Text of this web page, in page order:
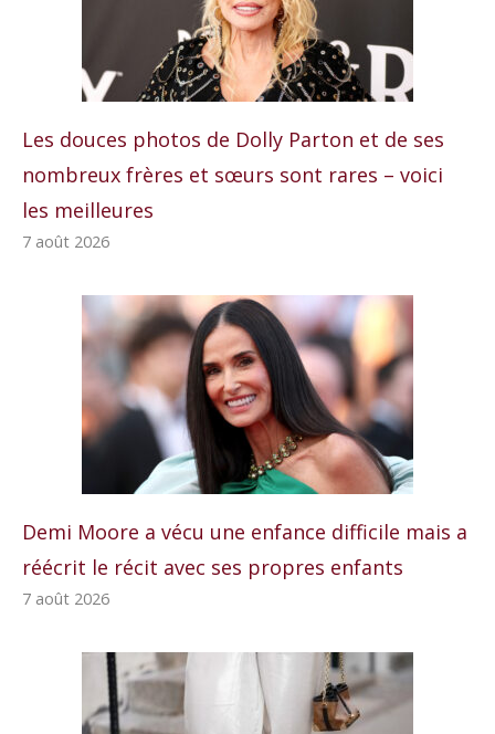
Les douces photos de Dolly Parton et de ses
nombreux frères et sœurs sont rares – voici
les meilleures
7 août 2026
Demi Moore a vécu une enfance difficile mais a
réécrit le récit avec ses propres enfants
7 août 2026